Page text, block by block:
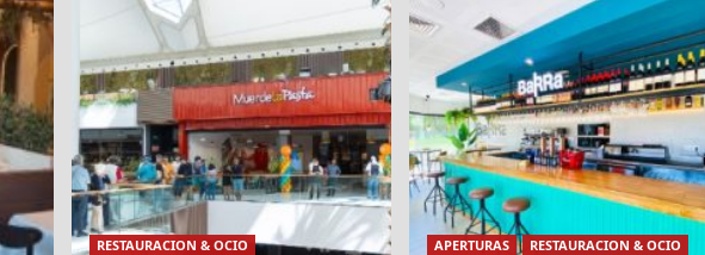
RESTAURACION & OCIO APERTURAS RESTAURACION & OCIO